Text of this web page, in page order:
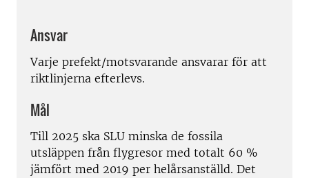
Ansvar
Varje prefekt/motsvarande ansvarar för att
riktlinjerna efterlevs.
Mål
Till 2025 ska SLU minska de fossila
utsläppen från flygresor med totalt 60 %
jämfört med 2019 per helårsanställd. Det